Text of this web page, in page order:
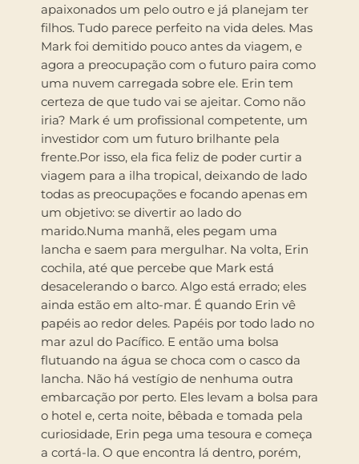
apaixonados um pelo outro e já planejam ter
filhos. Tudo parece perfeito na vida deles. Mas
Mark foi demitido pouco antes da viagem, e
agora a preocupação com o futuro paira como
uma nuvem carregada sobre ele. Erin tem
certeza de que tudo vai se ajeitar. Como não
iria? Mark é um profissional competente, um
investidor com um futuro brilhante pela
frente.Por isso, ela fica feliz de poder curtir a
viagem para a ilha tropical, deixando de lado
todas as preocupações e focando apenas em
um objetivo: se divertir ao lado do
marido.Numa manhã, eles pegam uma
lancha e saem para mergulhar. Na volta, Erin
cochila, até que percebe que Mark está
desacelerando o barco. Algo está errado; eles
ainda estão em alto-mar. É quando Erin vê
papéis ao redor deles. Papéis por todo lado no
mar azul do Pacífico. E então uma bolsa
flutuando na água se choca com o casco da
lancha. Não há vestígio de nenhuma outra
embarcação por perto. Eles levam a bolsa para
o hotel e, certa noite, bêbada e tomada pela
curiosidade, Erin pega uma tesoura e começa
a cortá-la. O que encontra lá dentro, porém,